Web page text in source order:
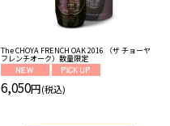
The CHOYA FRENCH OAK 2016 （ザ チョーヤ
フレンチオーク）数量限定
6,050円(税込)